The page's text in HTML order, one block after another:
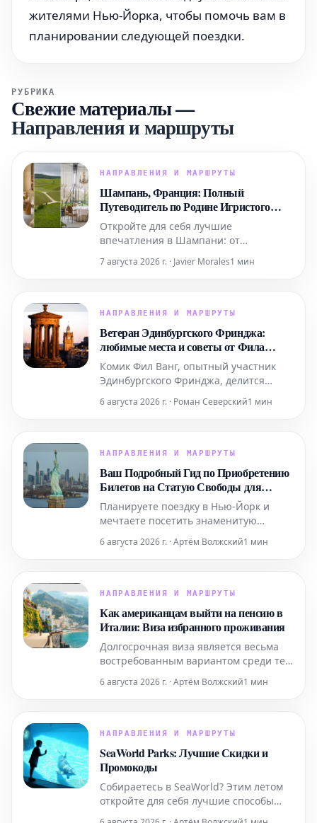
жителями Нью-Йорка, чтобы помочь вам в
планировании следующей поездки.
РУБРИКА
Свежие материалы—
Направления и маршруты
НАПРАВЛЕНИЯ И МАРШРУТЫ
Шампань, Франция: Полный
Путеводитель по Родине Игристого
Вина
Откройте для себя лучшие
впечатления в Шампани: от
ярких выступлений живого хип-хопа
поесть и комфортно остановиться в
7 августа 2026 г. · Javier Morales1 мин
НАПРАВЛЕНИЯ И МАРШРУТЫ
Ветеран Эдинбургского Фринджа:
любимые места и советы от Фила
Ванга
Комик Фил Ванг, опытный участник
Эдинбургского Фринджа, делится
вкусно поесть и выпить во время
которые еще можно забронировать.
6 августа 2026 г. · Роман Северский1 мин
НАПРАВЛЕНИЯ И МАРШРУТЫ
Ваш Подробный Гид по Приобретению
Билетов на Статую Свободы для
Поездки в Нью-Йорк
Планируете поездку в Нью-Йорк и
мечтаете посетить знаменитую
содержит всю необходимую
максимально эффективно
всемирно известной
достопримечательности. Узнайте, как
забронир
6 августа 2026 г. · Артём Волжский1 мин
НАПРАВЛЕНИЯ И МАРШРУТЫ
Как американцам выйти на пенсию в
Италии: Виза избранного проживания
Долгосрочная виза является весьма
востребованным вариантом среди тех,
постоянное жительство. Ниже
6 августа 2026 г. · Артём Волжский1 мин
НАПРАВЛЕНИЯ И МАРШРУТЫ
SeaWorld Parks: Лучшие Скидки и
Промокоды
Собираетесь в SeaWorld? Этим летом
откройте для себя лучшие способы